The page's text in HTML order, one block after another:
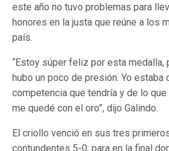
este año no tuvo problemas para
honores en la justa que reúne a los
país.
“Estoy súper feliz por esta medalla,
hubo un poco de presión. Yo estaba
competencia que tendría y de lo
me quedé con el oro”, dijo Galindo.
El criollo venció en sus tres
contundentes 5-0; para en la final